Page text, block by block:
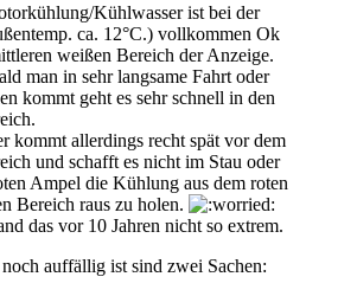
Kühlwasser ist bei der
ca. 12°C.) vollkommen Ok
weißen Bereich der Anzeige.
man in sehr langsame Fahrt oder
kommt geht es sehr schnell in den
kommt allerdings recht spät vor dem
und schafft es nicht im Stau oder
Ampel die Kühlung aus dem roten
Bereich raus zu holen.
das vor 10 Jahren nicht so extrem.
auffällig ist sind zwei Sachen: